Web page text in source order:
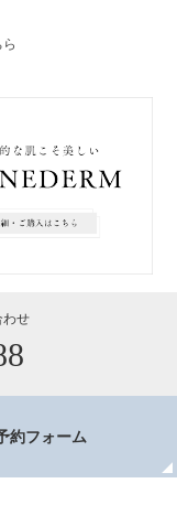
約フォーム